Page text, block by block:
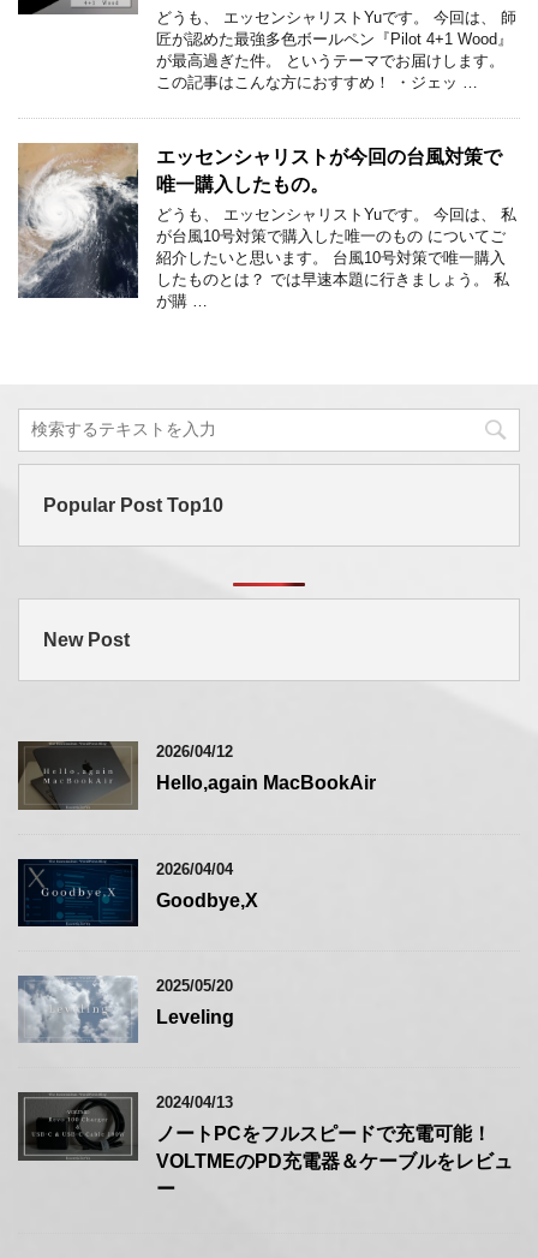
どうも、 エッセンシャリストYuです。 今回は、 師
匠が認めた最強多色ボールペン『Pilot 4+1 Wood』
が最高過ぎた件。 というテーマでお届けします。
この記事はこんな方におすすめ！ ・ジェッ …
エッセンシャリストが今回の台風対策で
唯一購入したもの。
どうも、 エッセンシャリストYuです。 今回は、 私
が台風10号対策で購入した唯一のもの についてご
紹介したいと思います。 台風10号対策で唯一購入
したものとは？ では早速本題に行きましょう。 私
が購 …
Popular Post Top10
New Post
2026/04/12
Hello,again MacBookAir
2026/04/04
Goodbye,X
2025/05/20
Leveling
2024/04/13
ノートPCをフルスピードで充電可能！
VOLTMEのPD充電器＆ケーブルをレビュ
ー